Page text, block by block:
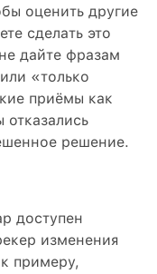
оценить другие
сделать это
дайте фразам
«только
приёмы как
решение.
доступен
изменения
примеру,